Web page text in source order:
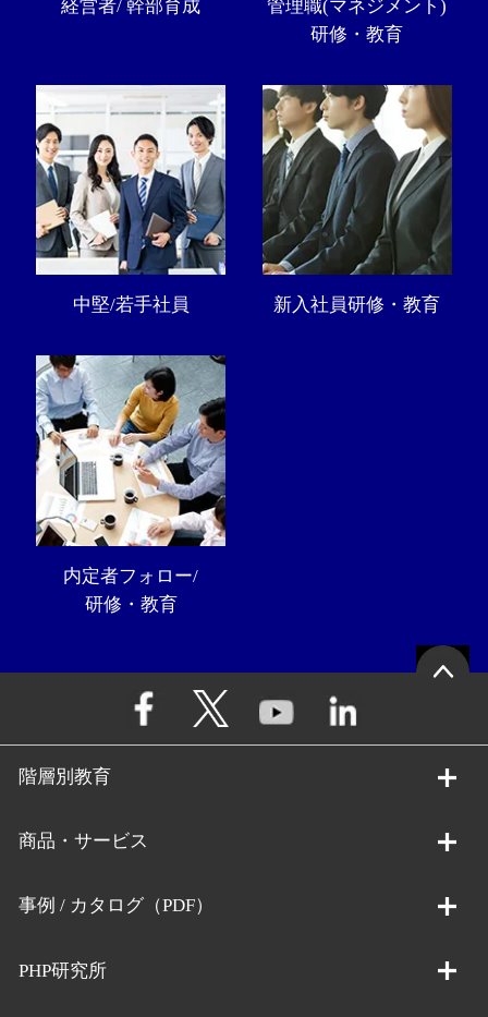
経営者/ 幹部育成
管理職(マネジメント)
研修・教育
中堅/若手社員 新入社員研修・教育
内定者フォロー/
研修・教育
階層別教育
商品・サービス
事例 / カタログ（PDF）
PHP研究所